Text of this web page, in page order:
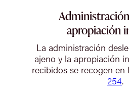
apropiación
La administración
ajeno y la apropiación
recibidos se recogen
254.